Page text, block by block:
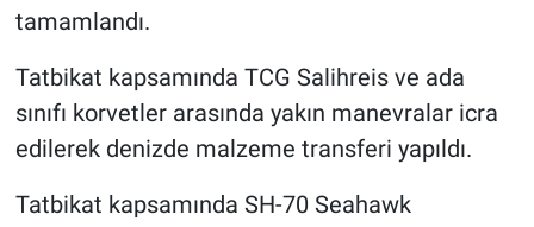
tamamlandı.
Tatbikat kapsamında TCG Salihreis ve ada
sınıfı korvetler arasında yakın manevralar icra
edilerek denizde malzeme transferi yapıldı.
Tatbikat kapsamında SH-70 Seahawk